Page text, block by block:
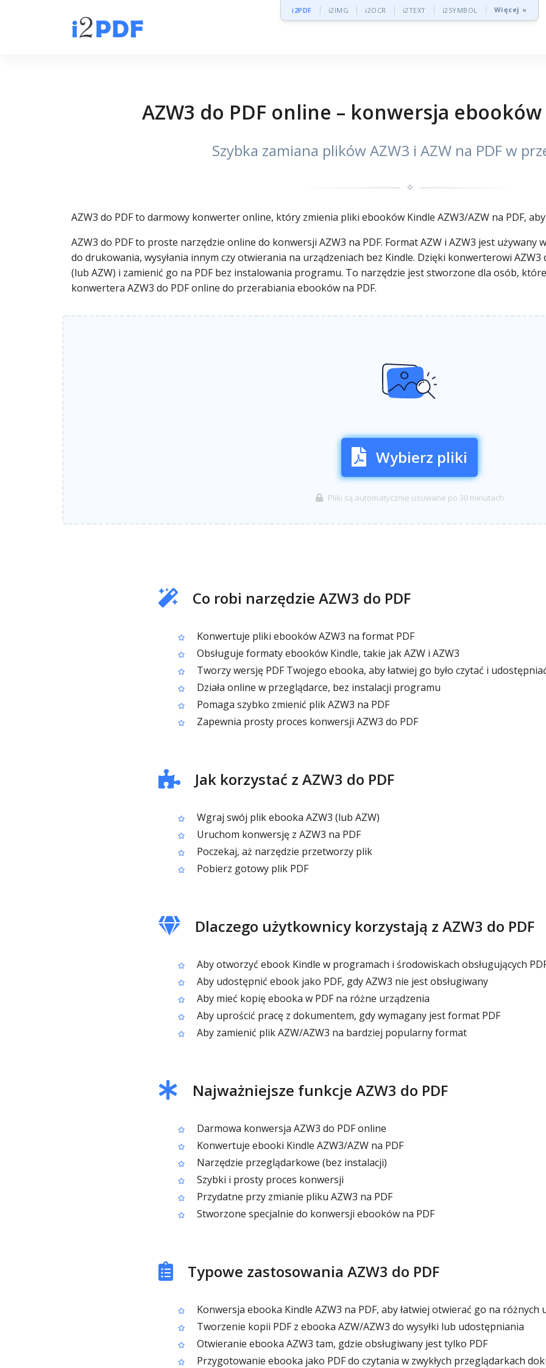
i2PDF i2IMG i2OCR i2TEXT i2SYMBOL Więcej »
AZW3 do PDF online – konwersja
Szybka zamiana plików AZW3 i AZW na PDF w
✧
AZW3 do PDF to darmowy konwerter online, który zmienia pliki ebooków Kindle AZW3/AZW na PDF,
AZW3 do PDF to proste narzędzie online do konwersji AZW3 na PDF. Format AZW i AZW3 jest używany
do drukowania, wysyłania innym czy otwierania na urządzeniach bez Kindle. Dzięki konwerterowi AZW3
(lub AZW) i zamienić go na PDF bez instalowania programu. To narzędzie jest stworzone dla osób,
konwertera AZW3 do PDF online do przerabiania ebooków na PDF.
Wybierz pliki
Pliki są automatycznie usuwane po 30 minutach
Co robi narzędzie AZW3 do PDF
Konwertuje pliki ebooków AZW3 na format PDF
Obsługuje formaty ebooków Kindle, takie jak AZW i AZW3
Tworzy wersję PDF Twojego ebooka, aby łatwiej go było czytać i
Działa online w przeglądarce, bez instalacji programu
Pomaga szybko zmienić plik AZW3 na PDF
Zapewnia prosty proces konwersji AZW3 do PDF
Jak korzystać z AZW3 do PDF
Wgraj swój plik ebooka AZW3 (lub AZW)
Uruchom konwersję z AZW3 na PDF
Poczekaj, aż narzędzie przetworzy plik
Pobierz gotowy plik PDF
Dlaczego użytkownicy korzystają z AZW3 do PDF
Aby otworzyć ebook Kindle w programach i środowiskach obsługujących
Aby udostępnić ebook jako PDF, gdy AZW3 nie jest obsługiwany
Aby mieć kopię ebooka w PDF na różne urządzenia
Aby uprościć pracę z dokumentem, gdy wymagany jest format PDF
Aby zamienić plik AZW/AZW3 na bardziej popularny format
Najważniejsze funkcje AZW3 do PDF
Darmowa konwersja AZW3 do PDF online
Konwertuje ebooki Kindle AZW3/AZW na PDF
Narzędzie przeglądarkowe (bez instalacji)
Szybki i prosty proces konwersji
Przydatne przy zmianie pliku AZW3 na PDF
Stworzone specjalnie do konwersji ebooków na PDF
Typowe zastosowania AZW3 do PDF
Konwersja ebooka Kindle AZW3 na PDF, aby łatwiej otwierać go na różnych
Tworzenie kopii PDF z ebooka AZW/AZW3 do wysyłki lub udostępniania
Otwieranie ebooka AZW3 tam, gdzie obsługiwany jest tylko PDF
Przygotowanie ebooka jako PDF do czytania w zwykłych przeglądarkach